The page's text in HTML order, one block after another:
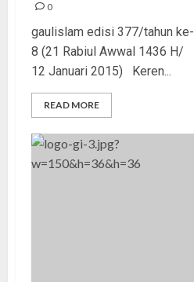
0
gaulislam edisi 377/tahun ke-
8 (21 Rabiul Awwal 1436 H/
12 Januari 2015) Keren...
READ MORE